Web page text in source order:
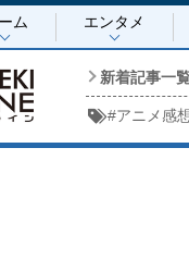
ム エンタメ
新着記事一
#アニメ感